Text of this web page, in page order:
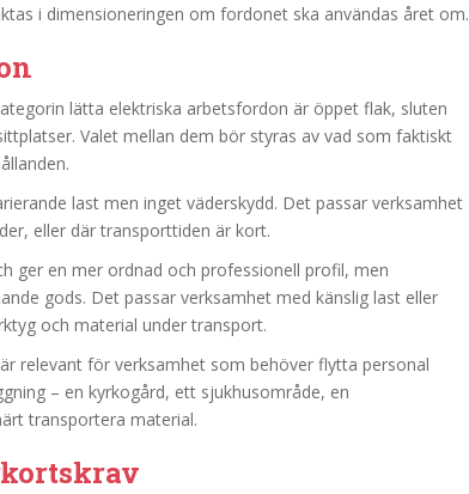
i dimensioneringen om fordonet ska användas året om.
lätta elektriska arbetsfordon är öppet flak, sluten
Valet mellan dem bör styras av vad som faktiskt
last men inget väderskydd. Det passar verksamhet
eller där transporttiden är kort.
ger en mer ordnad och professionell profil, men
gods. Det passar verksamhet med känslig last eller
och material under transport.
relevant för verksamhet som behöver flytta personal
– en kyrkogård, ett sjukhusområde, en
transportera material.